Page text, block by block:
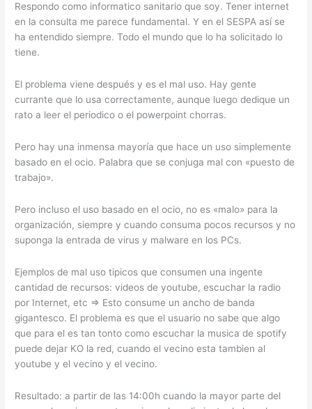
Respondo como informatico sanitario que soy. Tener internet
en la consulta me parece fundamental. Y en el SESPA así se
ha entendido siempre. Todo el mundo que lo ha solicitado lo
tiene.
El problema viene después y es el mal uso. Hay gente
currante que lo usa correctamente, aunque luego dedique un
rato a leer el periodico o el powerpoint chorras.
Pero hay una inmensa mayoría que hace un uso simplemente
basado en el ocio. Palabra que se conjuga mal con «puesto de
trabajo».
Pero incluso el uso basado en el ocio, no es «malo» para la
organización, siempre y cuando consuma pocos recursos y no
suponga la entrada de virus y malware en los PCs.
Ejemplos de mal uso tipicos que consumen una ingente
cantidad de recursos: videos de youtube, escuchar la radio
por Internet, etc => Esto consume un ancho de banda
gigantesco. El problema es que el usuario no sabe que algo
que para el es tan tonto como escuchar la musica de spotify
puede dejar KO la red, cuando el vecino esta tambien al
youtube y el vecino y el vecino.
Resultado: a partir de las 14:00h cuando la mayor parte del